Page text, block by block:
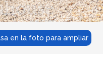
en la foto para ampliar